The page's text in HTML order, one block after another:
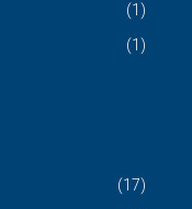
(1)
(1)
(17)